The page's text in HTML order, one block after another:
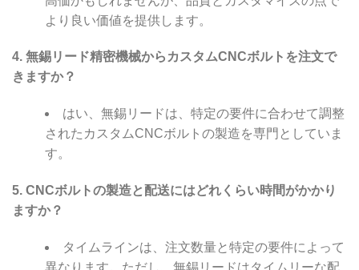
より良い価値を提供します。
4. 無錫リード精密機械からカスタムCNCボルトを注文で
きますか？
はい、無錫リードは、特定の要件に合わせて調整
されたカスタムCNCボルトの製造を専門としていま
す。
5. CNCボルトの製造と配送にはどれくらい時間がかかり
ますか？
タイムラインは、注文数量と特定の要件によって
異なります。ただし、無錫リードはタイムリーな配